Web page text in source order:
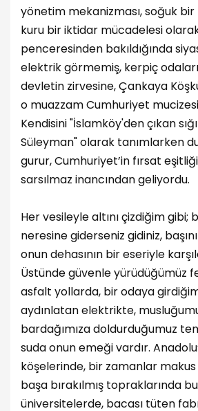
yönetim mekanizması, soğuk
kuru bir iktidar mücadelesi
penceresinden bakıldığında
elektrik görmemiş, kerpiç
devletin zirvesine, Çankaya
o muazzam Cumhuriyet
Kendisini "İslamköy'den çıkan
Süleyman" olarak tanımlarken
gurur, Cumhuriyet’in fırsat
sarsılmaz inancından geliyordu.
Her vesileyle altını çizdiğim gibi;
neresine giderseniz gidiniz,
onun dehasının bir eseriyle
Üstünde güvenle yürüdüğümüz
asfalt yollarda, bir odaya
aydınlatan elektrikte,
bardağımıza doldurduğumuz
suda onun emeği vardır.
köşelerinde, bir zamanlar
başa bırakılmış topraklarında
üniversitelerde, bacası tüten